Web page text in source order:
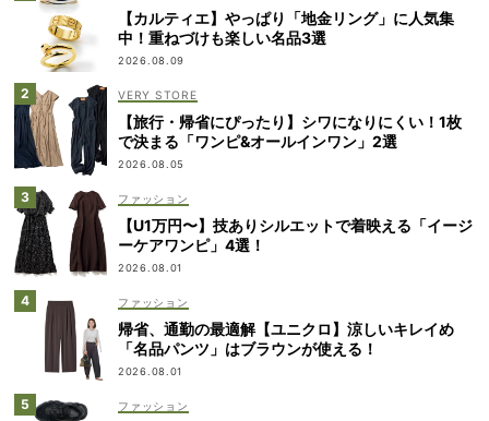
【カルティエ】やっぱり「地金リング」に人気集
中！重ねづけも楽しい名品3選
2026.08.09
VERY STORE
【旅行・帰省にぴったり】シワになりにくい！1枚
で決まる「ワンピ&オールインワン」2選
2026.08.05
ファッション
【U1万円〜】技ありシルエットで着映える「イージ
ーケアワンピ」4選！
2026.08.01
ファッション
帰省、通勤の最適解【ユニクロ】涼しいキレイめ
「名品パンツ」はブラウンが使える！
2026.08.01
ファッション